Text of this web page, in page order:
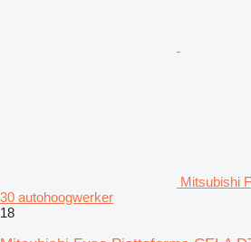
Mitsubishi
30 autohoogwerker
18